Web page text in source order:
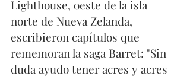
Lighthouse, oeste de la isla
norte de Nueva Zelanda,
escribieron capítulos que
rememoran la saga Barret: "Sin
duda ayudo tener acres y acres